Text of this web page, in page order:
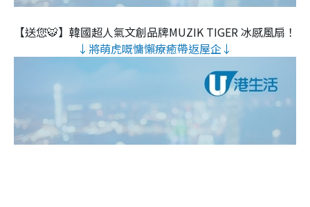
【送您🐯】韓國超人氣文創品牌MUZIK TIGER 冰感風扇！
↓將萌虎嘅慵懶療癒帶返屋企↓